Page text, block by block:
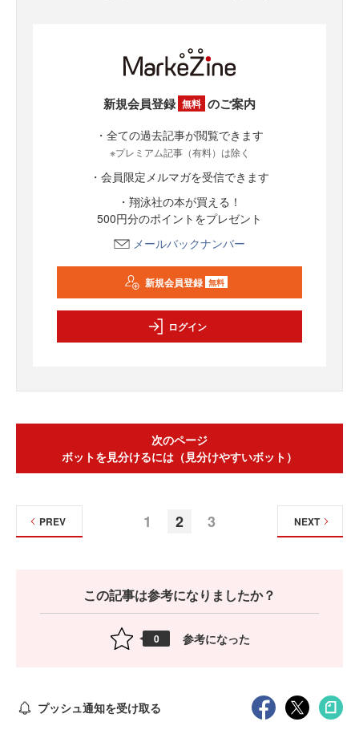
新規会員登録 無料 のご案内
・全ての過去記事が閲覧できます
※プレミアム記事（有料）は除く
・会員限定メルマガを受信できます
・翔泳社の本が買える！
500円分のポイントをプレゼント
メールバックナンバー
新規会員登録 無料
ログイン
次のページ
ボットを見分けるには（見分けやすいボット）
1 2 3
PREV NEXT
この記事は参考になりましたか？
0 参考になった
プッシュ通知を受け取る